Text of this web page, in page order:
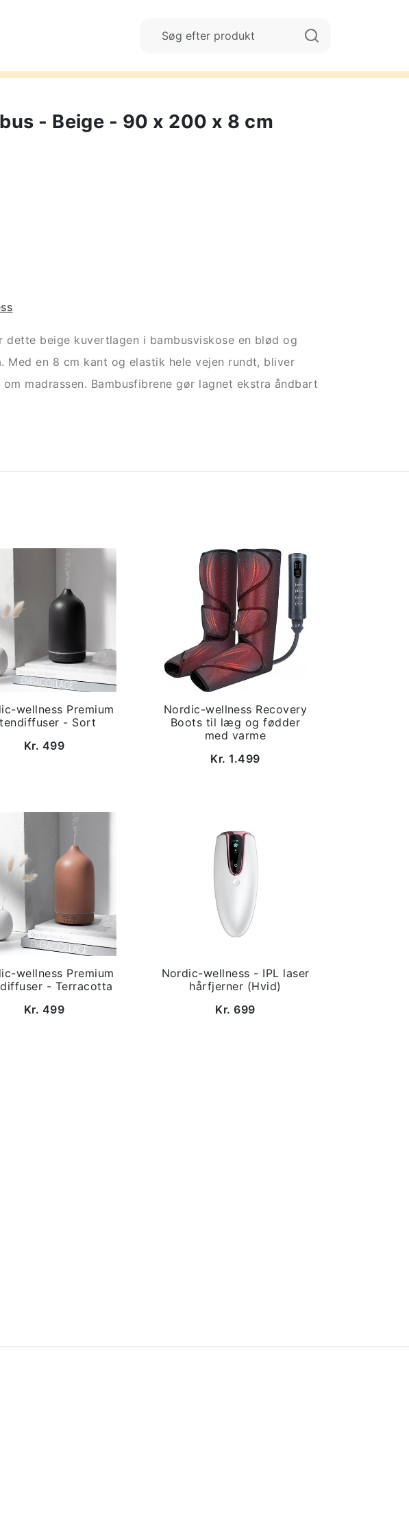
- Beige - 90 x 200 x 8 cm
dette beige kuvertlagen i bambusviskose en blød og
Med en 8 cm kant og elastik hele vejen rundt, bliver
madrassen. Bambusfibrene gør lagnet ekstra åndbart
wellness Premium
- Sort
Kr. 499
Nordic-wellness Recovery
Boots til læg og fødder
med varme
Kr. 1.499
wellness Premium
- Terracotta
Kr. 499
Nordic-wellness - IPL laser
hårfjerner (Hvid)
Kr. 699